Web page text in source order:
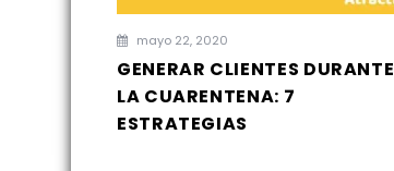
mayo 22, 2020
GENERAR CLIENTES DURANTE
LA CUARENTENA: 7
ESTRATEGIAS